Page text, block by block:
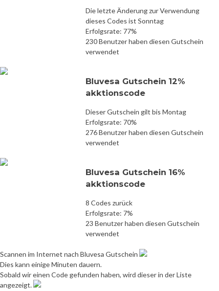
Die letzte Änderung zur Verwendung
dieses Codes ist Sonntag
Erfolgsrate: 77%
230 Benutzer haben diesen Gutschein
verwendet
Bluvesa Gutschein 12%
akktionscode
Dieser Gutschein gilt bis Montag
Erfolgsrate: 70%
276 Benutzer haben diesen Gutschein
verwendet
Bluvesa Gutschein 16%
akktionscode
8 Codes zurück
Erfolgsrate: 7%
23 Benutzer haben diesen Gutschein
verwendet
Scannen im Internet nach Bluvesa Gutschein
Dies kann einige Minuten dauern.
Sobald wir einen Code gefunden haben, wird dieser in der Liste
angezeigt.